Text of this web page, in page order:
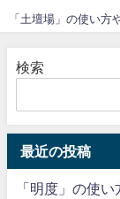
「土壇場」の使い方
検索
最近の投稿
「明度」の使